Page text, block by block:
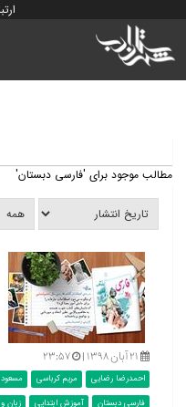
مطالب موجود برای 'فارسی دبستان'
۲۱ آبان ۱۳۹۸ | ۲۳:۵۷
احمدرضا رضایی مریم کرباسی
فارسی دبستان
آموزش ابتدایی زبان